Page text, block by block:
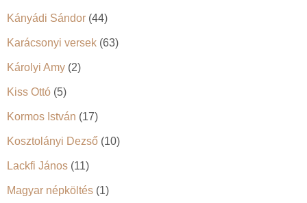
Kányádi Sándor (44)
Karácsonyi versek (63)
Károlyi Amy (2)
Kiss Ottó (5)
Kormos István (17)
Kosztolányi Dezső (10)
Lackfi János (11)
Magyar népköltés (1)